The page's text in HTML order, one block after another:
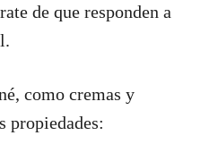
de que responden a
como cremas y
propiedades: